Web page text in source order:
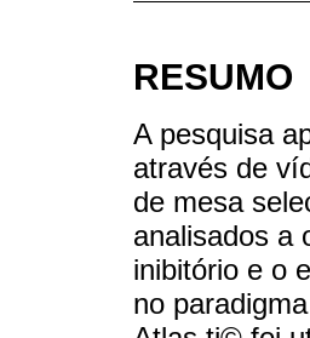
RESUMO
A pesquisa
através de
de mesa
analisados a
inibitório e o
no